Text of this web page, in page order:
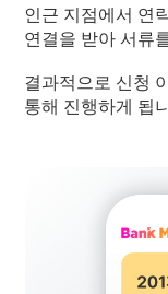
인근 지점에서 연
연결을 받아 서류
결과적으로 신청
통해 진행하게 됩